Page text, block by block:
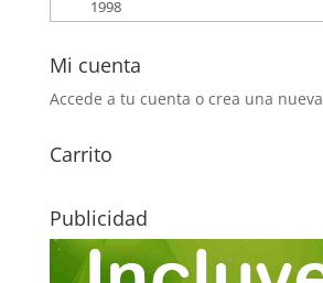
Mi cuenta
Accede a tu cuenta o crea una nueva
Carrito
Publicidad